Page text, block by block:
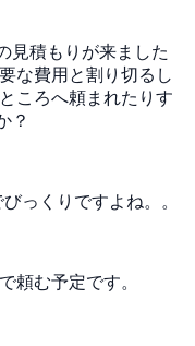
見積もりが来ました
な費用と割り切るし
ころへ頼まれたりす
？
っくりですよね。。
頼む予定です。